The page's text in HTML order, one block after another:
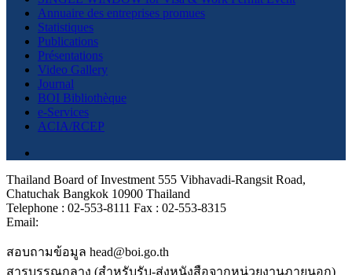
Annuaire des entreprises promues
Statistiques
Publications
Présentations
Video Gallery
Journal
BOI Bibliothèque
e-Services
ACIA/RCEP
Thailand Board of Investment 555 Vibhavadi-Rangsit Road,
Chatuchak Bangkok 10900 Thailand
Telephone : 02-553-8111 Fax : 02-553-8315
Email:
สอบถามข้อมูล head@boi.go.th
สารบรรณกลาง (สำหรับรับ-ส่งหนังสือจากหน่วยงานภายนอก)